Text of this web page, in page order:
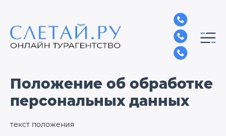
Положение об обработке
персональных данных
текст положения